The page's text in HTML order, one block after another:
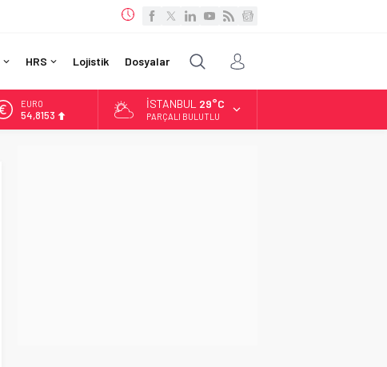
HRS Lojistik Dosyalar
EURO
54,8153
İSTANBUL 29°C
PARÇALI BULUTLU